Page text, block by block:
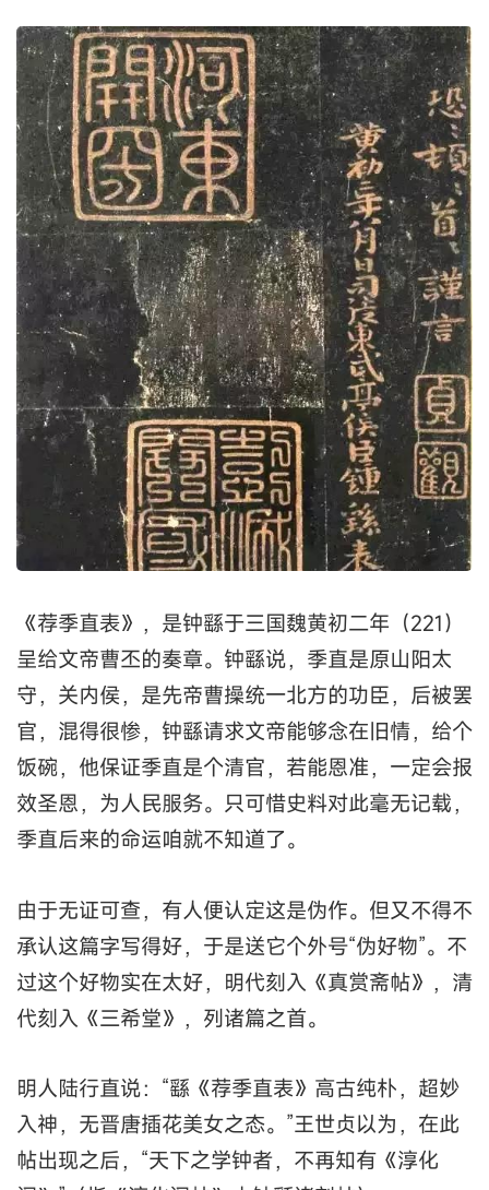
《荐季直表》，是钟繇于三国魏黄初二年（221）
呈给文帝曹丕的奏章。钟繇说，季直是原山阳太
守，关内侯，是先帝曹操统一北方的功臣，后被罢
官，混得很惨，钟繇请求文帝能够念在旧情，给个
饭碗，他保证季直是个清官，若能恩准，一定会报
效圣恩，为人民服务。只可惜史料对此毫无记载，
季直后来的命运咱就不知道了。
由于无证可查，有人便认定这是伪作。但又不得不
承认这篇字写得好，于是送它个外号“伪好物”。不
过这个好物实在太好，明代刻入《真赏斋帖》，清
代刻入《三希堂》，列诸篇之首。
明人陆行直说：“繇《荐季直表》高古纯朴，超妙
入神，无晋唐插花美女之态。”王世贞以为，在此
帖出现之后，“天下之学钟者，不再知有《淳化